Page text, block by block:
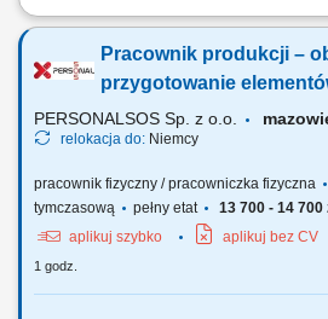
Twoje obowiązki: Obsługa maszyn CNC
detali oraz półfabrykatów w obrabiarce
procesu obróbki CNC Zgłaszanie usterek,
Pracownik produkcji –
przygotowanie
PERSONALSOS Sp. z o.o.
relokacja do: Niemcy
pracownik fizyczny / pracowniczka fizyczna
tymczasową
pełny etat 13 700 - 14 700
aplikuj szybko
aplikuj bez CV
1 godz.